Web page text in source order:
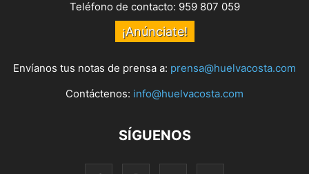
Teléfono de contacto: 959 807 059
¡Anúnciate!
Envíanos tus notas de prensa a: prensa@huelvacosta.com
Contáctenos: info@huelvacosta.com
SÍGUENOS